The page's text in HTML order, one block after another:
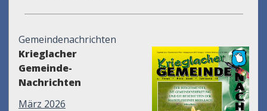
Gemeindenachrichten
Krieglacher
Gemeinde-
Nachrichten
März 2026